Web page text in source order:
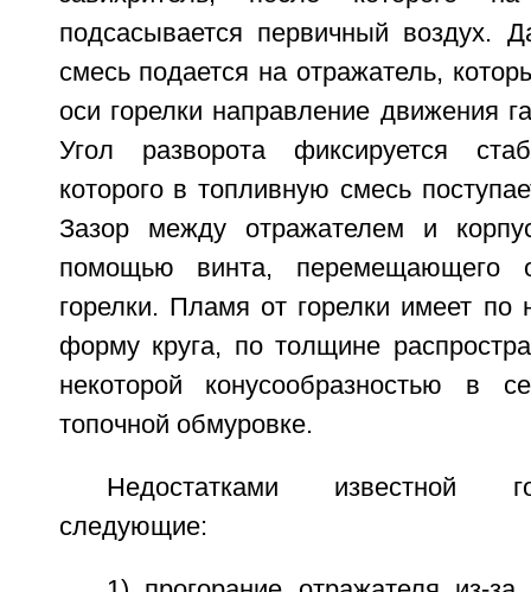
подсасывается первичный воздух.
смесь подается на отражатель,
оси горелки направление движения
Угол разворота фиксируется
которого в топливную смесь
Зазор между отражателем и
помощью винта, перемещающего
горелки. Пламя от горелки имеет по
форму круга, по толщине
некоторой конусообразностью в
топочной обмуровке.
Недостатками известной
следующие: